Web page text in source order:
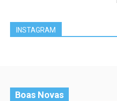
INSTAGRAM
Boas Novas